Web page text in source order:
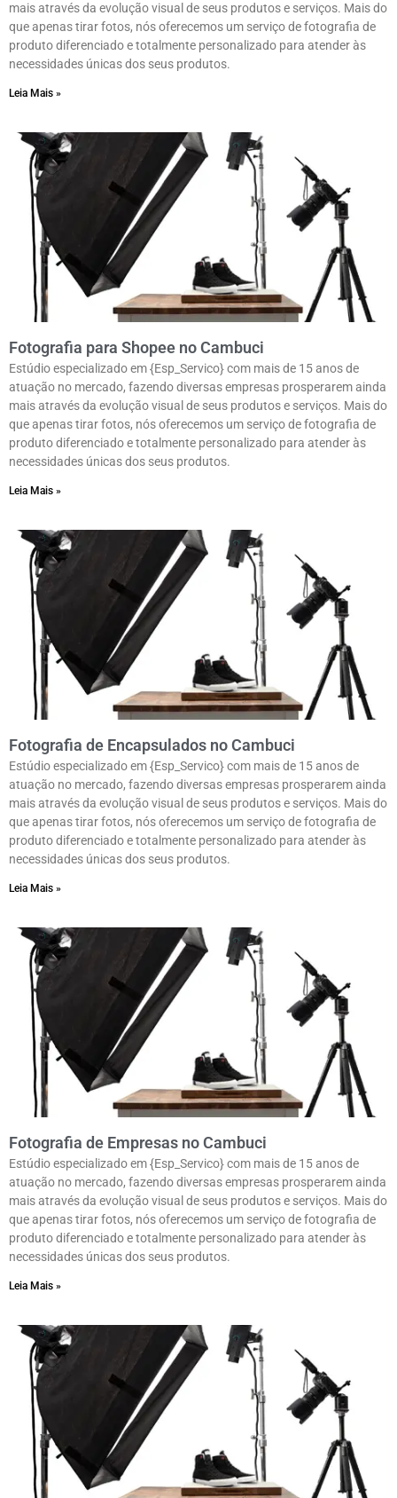
mais através da evolução visual de seus produtos e serviços. Mais do
que apenas tirar fotos, nós oferecemos um serviço de fotografia de
produto diferenciado e totalmente personalizado para atender às
necessidades únicas dos seus produtos.
Leia Mais »
Fotografia para Shopee no Cambuci
Estúdio especializado em {Esp_Servico} com mais de 15 anos de
atuação no mercado, fazendo diversas empresas prosperarem ainda
mais através da evolução visual de seus produtos e serviços. Mais do
que apenas tirar fotos, nós oferecemos um serviço de fotografia de
produto diferenciado e totalmente personalizado para atender às
necessidades únicas dos seus produtos.
Leia Mais »
Fotografia de Encapsulados no Cambuci
Estúdio especializado em {Esp_Servico} com mais de 15 anos de
atuação no mercado, fazendo diversas empresas prosperarem ainda
mais através da evolução visual de seus produtos e serviços. Mais do
que apenas tirar fotos, nós oferecemos um serviço de fotografia de
produto diferenciado e totalmente personalizado para atender às
necessidades únicas dos seus produtos.
Leia Mais »
Fotografia de Empresas no Cambuci
Estúdio especializado em {Esp_Servico} com mais de 15 anos de
atuação no mercado, fazendo diversas empresas prosperarem ainda
mais através da evolução visual de seus produtos e serviços. Mais do
que apenas tirar fotos, nós oferecemos um serviço de fotografia de
produto diferenciado e totalmente personalizado para atender às
necessidades únicas dos seus produtos.
Leia Mais »